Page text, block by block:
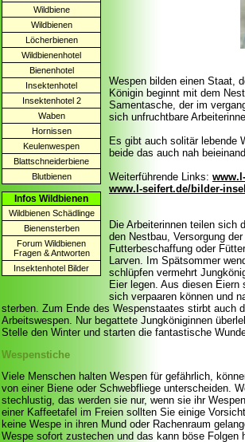
Wildbiene
Wildbienen
Löcherbienen
Wildbienenhotel
Bienenhotel
Insektenhotel
Insektenhotel 2
Waben
Hornissen
Keulenwespen
Blattschneiderbiene
Blutbienen
Infos Wildbienen
Wildbienen Schädlinge
Bienensterben
Forum Wildbienen
Fragen & Antworten
Insektenhotel Bilder
Wespen bilden einen Staat,
Königin beginnt mit dem
Samentasche, der im
sich unfruchtbare
Es gibt auch solitär lebende
beide das auch nah
Weiterführende Links:
www.l-seifert.de/bilder-
Die Arbeiterinnen teilen sich
den Nestbau, Versorgung
Futterbeschaffung oder
Larven. Im Spätsommer
schlüpfen vermehrt
Eier legen. Aus diesen Eiern
sich verpaaren können und
sterben. Zum Ende des Wespenstaates stirbt auch
Arbeitswespen. Nur begattete Jungköniginnen
Stelle den Winter und starten die fantastische
Wespenstiche
Viele Menschen halten Wespen für gefährlich,
von einer Biene oder Schwebfliege unterscheiden.
stechlustig, das werden sie nur, wenn sie ihr
einer Kaffeetafel im Freien sollten Sie einige
keine Wespe in ihren Mund oder Rachenraum
Wespe sofort zustechen und das kann böse Folgen